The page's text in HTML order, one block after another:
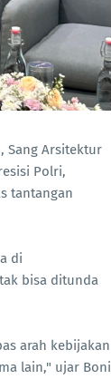
Sang Arsitektur
Polri,
tantangan
di
bisa ditunda
arah kebijakan
lain," ujar Boni